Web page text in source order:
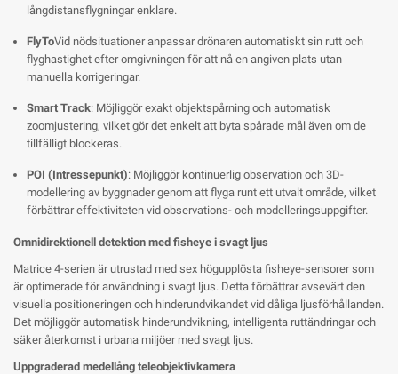
långdistansflygningar enklare.
FlyToVid nödsituationer anpassar drönaren automatiskt sin rutt och
flyghastighet efter omgivningen för att nå en angiven plats utan
manuella korrigeringar.
Smart Track: Möjliggör exakt objektspårning och automatisk
zoomjustering, vilket gör det enkelt att byta spårade mål även om de
tillfälligt blockeras.
POI (Intressepunkt): Möjliggör kontinuerlig observation och 3D-
modellering av byggnader genom att flyga runt ett utvalt område, vilket
förbättrar effektiviteten vid observations- och modelleringsuppgifter.
Omnidirektionell detektion med fisheye i svagt ljus
Matrice 4-serien är utrustad med sex högupplösta fisheye-sensorer som
är optimerade för användning i svagt ljus. Detta förbättrar avsevärt den
visuella positioneringen och hinderundvikandet vid dåliga ljusförhållanden.
Det möjliggör automatisk hinderundvikning, intelligenta ruttändringar och
säker återkomst i urbana miljöer med svagt ljus.
Uppgraderad medellång teleobjektivkamera